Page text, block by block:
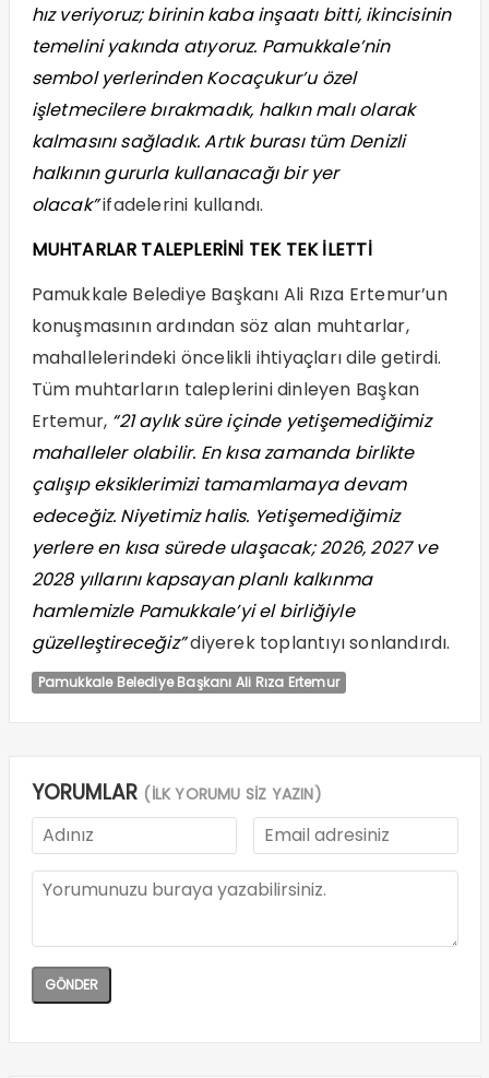
hız veriyoruz; birinin kaba inşaatı bitti, ikincisinin
temelini yakında atıyoruz. Pamukkale’nin
sembol yerlerinden Kocaçukur’u özel
işletmecilere bırakmadık, halkın malı olarak
kalmasını sağladık. Artık burası tüm Denizli
halkının gururla kullanacağı bir yer
olacak”ifadelerini kullandı.
MUHTARLAR TALEPLERİNİ TEK TEK İLETTİ
Pamukkale Belediye Başkanı Ali Rıza Ertemur’un
konuşmasının ardından söz alan muhtarlar,
mahallelerindeki öncelikli ihtiyaçları dile getirdi.
Tüm muhtarların taleplerini dinleyen Başkan
Ertemur, “21 aylık süre içinde yetişemediğimiz
mahalleler olabilir. En kısa zamanda birlikte
çalışıp eksiklerimizi tamamlamaya devam
edeceğiz. Niyetimiz halis. Yetişemediğimiz
yerlere en kısa sürede ulaşacak; 2026, 2027 ve
2028 yıllarını kapsayan planlı kalkınma
hamlemizle Pamukkale’yi el birliğiyle
güzelleştireceğiz”diyerek toplantıyı sonlandırdı.
Pamukkale Belediye Başkanı Ali Rıza Ertemur
YORUMLAR (İLK YORUMU SİZ YAZIN)